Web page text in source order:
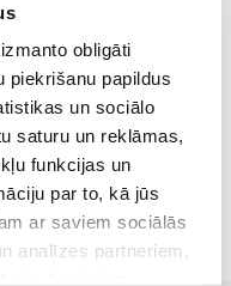
obligāti
piekrišanu papildus
un sociālo
saturu un reklāmas,
funkcijas un
par to, kā jūs
ar saviem sociālās
analīzes partneriem,